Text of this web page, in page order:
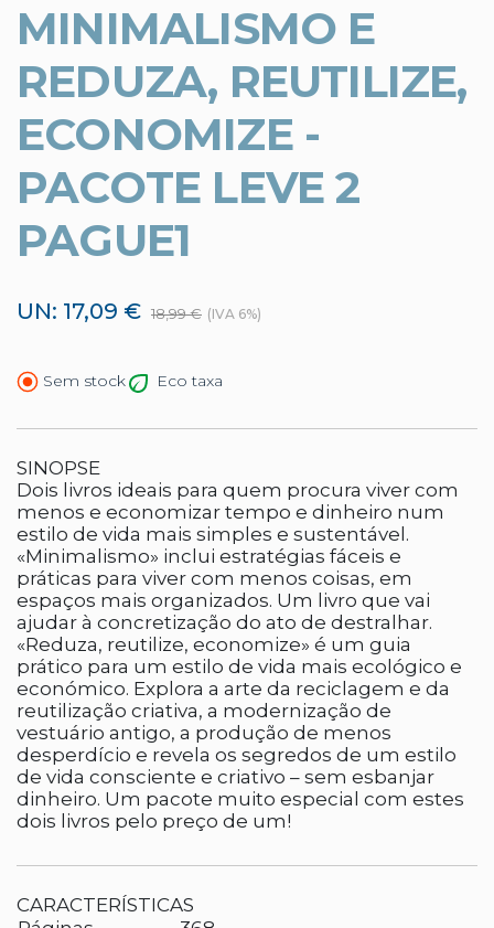
MINIMALISMO E
REDUZA, REUTILIZE,
ECONOMIZE -
PACOTE LEVE 2
PAGUE1
UN: 17,09 € 18,99 € (IVA 6%)
Sem stock Eco taxa
SINOPSE
Dois livros ideais para quem procura viver com
menos e economizar tempo e dinheiro num
estilo de vida mais simples e sustentável.
«Minimalismo» inclui estratégias fáceis e
práticas para viver com menos coisas, em
espaços mais organizados. Um livro que vai
ajudar à concretização do ato de destralhar.
«Reduza, reutilize, economize» é um guia
prático para um estilo de vida mais ecológico e
económico. Explora a arte da reciclagem e da
reutilização criativa, a modernização de
vestuário antigo, a produção de menos
desperdício e revela os segredos de um estilo
de vida consciente e criativo – sem esbanjar
dinheiro. Um pacote muito especial com estes
dois livros pelo preço de um!
CARACTERÍSTICAS